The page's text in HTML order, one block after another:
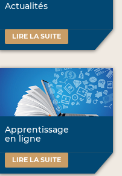
Actualités
LIRE LA SUITE
Apprentissage
en ligne
LIRE LA SUITE